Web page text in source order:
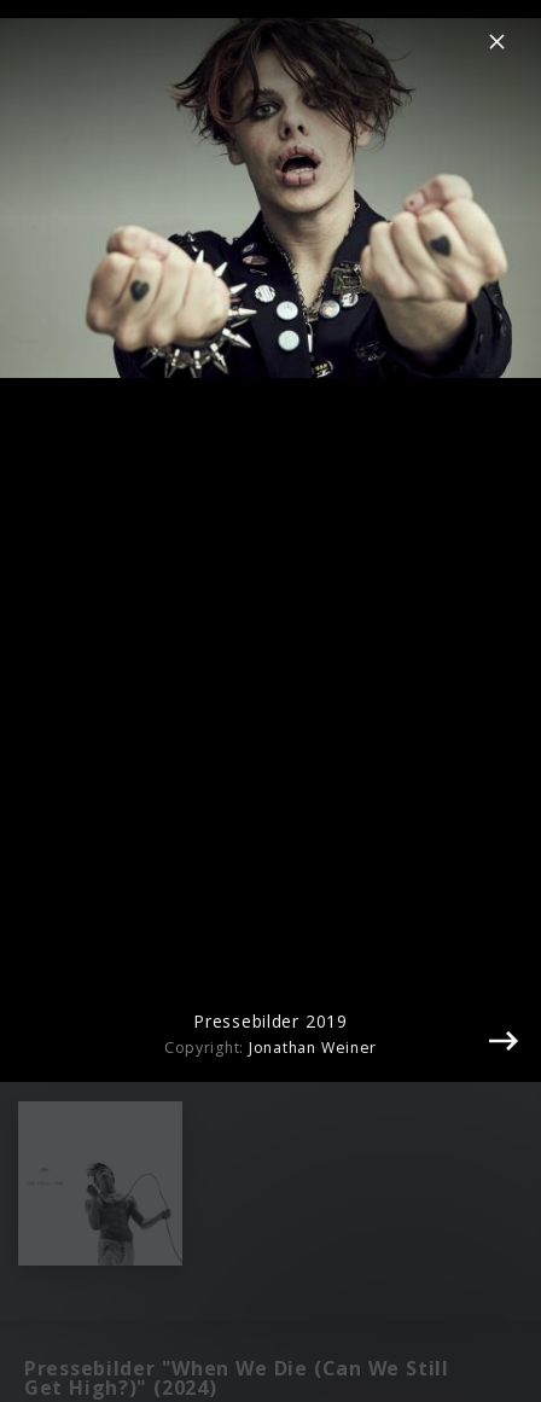
Menu
Musik Videos Fotos Biografie
Pressefotos "Lovesick Lullaby" (2025)
Artwork "Hello Heaven, Hello" (2025)
Pressebilder "When We Die (Can We Still
Get High?)" (2024)
Pressebilder 2019
Copyright:Jonathan Weiner